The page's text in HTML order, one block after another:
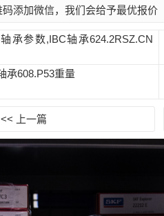
添加微信，我们会给予最优报价
承参数,IBC轴承624.2RSZ.CN
承608.P53重量
<< 上一篇